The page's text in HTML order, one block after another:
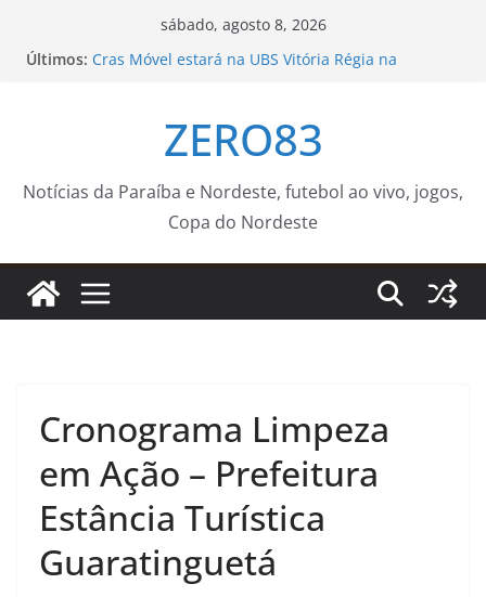
sábado, agosto 8, 2026
Últimos: Cras Móvel estará na UBS Vitória Régia na
São Bento na próxima semana – Agência de
crianças na plataforma
Profissionais da Educação Infantil da Rede
Municipal de João Pessoa participam de formação
Neste sábado (08), a Prefeitura de Guaratinguetá
realiza mais uma edição do programa “Sábado
Saúde”
ZERO83
Notícias da Paraíba e Nordeste, futebol ao vivo, jogos,
Copa do Nordeste
Cronograma Limpeza
em Ação – Prefeitura
Estância Turística
Guaratinguetá